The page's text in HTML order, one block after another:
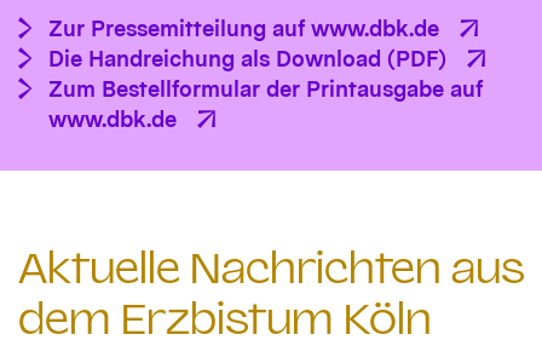
Zur Pressemitteilung auf www.dbk.de
Die Handreichung als Download (PDF)
Zum Bestellformular der Printausgabe auf
www.dbk.de
Aktuelle Nachrichten aus
dem Erzbistum Köln